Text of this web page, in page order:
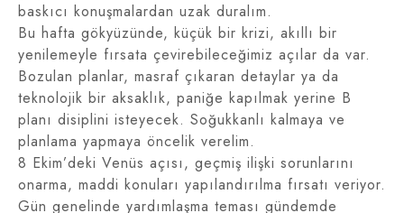
baskıcı konuşmalardan uzak duralım.
Bu hafta gökyüzünde, küçük bir krizi, akıllı bir
yenilemeyle fırsata çevirebileceğimiz açılar da var.
Bozulan planlar, masraf çıkaran detaylar ya da
teknolojik bir aksaklık, paniğe kapılmak yerine B
planı disiplini isteyecek. Soğukkanlı kalmaya ve
planlama yapmaya öncelik verelim.
8 Ekim’deki Venüs açısı, geçmiş ilişki sorunlarını
onarma, maddi konuları yapılandırılma fırsatı veriyor.
Gün genelinde yardımlaşma teması gündemde